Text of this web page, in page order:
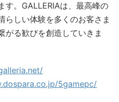
す。GALLERIAは、最高峰の
らしい体験を多くのお客さま
がる歓びを創造していきま
5gamepc/